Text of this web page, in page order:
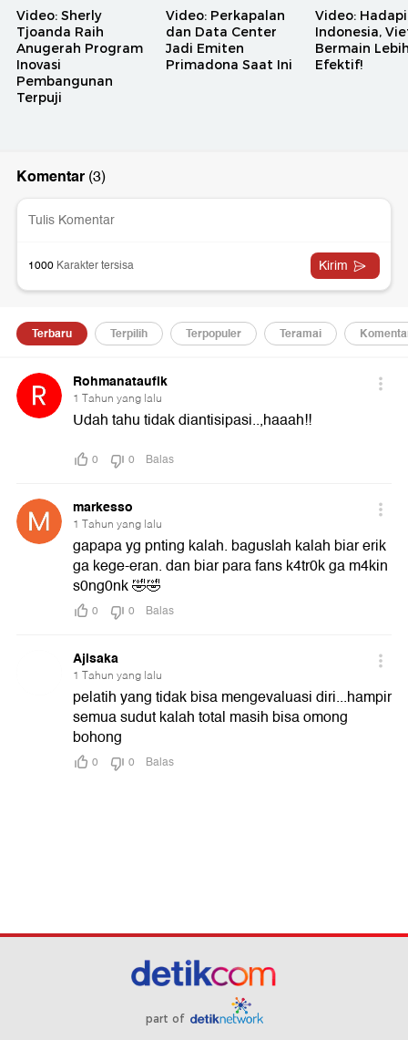
Video: Sherly
Tjoanda Raih
Anugerah Program
Inovasi
Pembangunan
Terpuji
Video: Perkapalan
dan Data Center
Jadi Emiten
Primadona Saat Ini
Video: Hadapi
Indonesia,
Bermain
Efektif!
part of